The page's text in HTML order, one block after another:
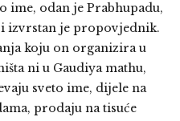
ime, odan je Prabhupadu,
izvrstan je propovjednik.
koju on organizira u
ni u Gaudiya mathu,
sveto ime, dijele na
prodaju na tisuće